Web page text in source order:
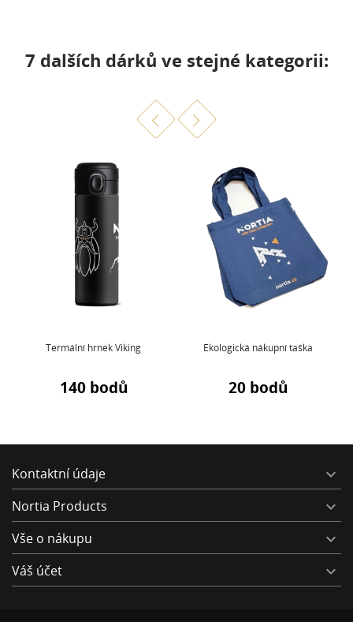
7 dalších dárků ve stejné kategorii:
Termální hrnek Viking
140 bodů
Ekologická nákupní taška
20 bodů
Kontaktní údaje 
Nortia Products 
Vše o nákupu 
Váš účet 